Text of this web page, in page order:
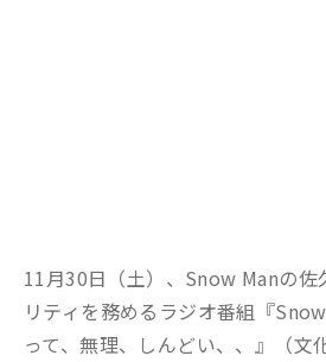
11月30日（土）、Snow Manの佐
リティを務めるラジオ番組『
って、無理、しんどい、、』（文